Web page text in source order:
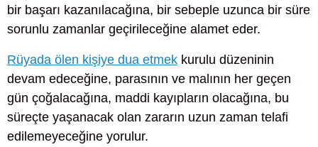
bir başarı kazanılacağına, bir sebeple uzunca bir süre
sorunlu zamanlar geçirileceğine alamet eder.
Rüyada ölen kişiye dua etmek kurulu düzeninin
devam edeceğine, parasının ve malının her geçen
gün çoğalacağına, maddi kayıpların olacağına, bu
süreçte yaşanacak olan zararın uzun zaman telafi
edilemeyeceğine yorulur.